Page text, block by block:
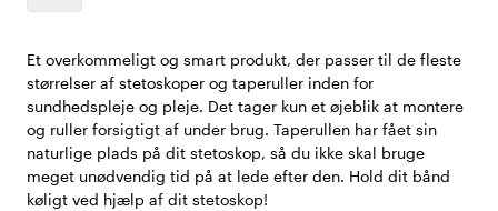
Et overkommeligt og smart produkt, der passer til de fleste
størrelser af stetoskoper og taperuller inden for
sundhedspleje og pleje. Det tager kun et øjeblik at montere
og ruller forsigtigt af under brug. Taperullen har fået sin
naturlige plads på dit stetoskop, så du ikke skal bruge
meget unødvendig tid på at lede efter den. Hold dit bånd
køligt ved hjælp af dit stetoskop!